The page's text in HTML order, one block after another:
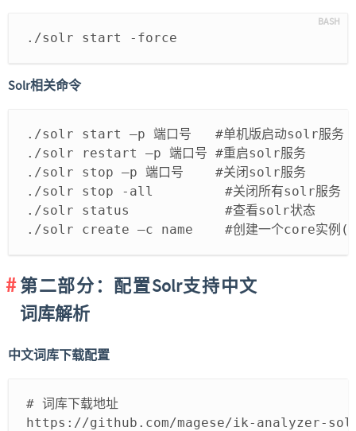
./solr start -force
Solr相关命令
./solr start –p 端口号   #单机版启动solr服务
./solr restart –p 端口号 #重启solr服务
./solr stop –p 端口号    #关闭solr服务
./solr stop -all         #关闭所有solr服务
./solr status            #查看solr状态
./solr create –c name    #创建一个core实例
第二部分：配置Solr支持中文
词库解析
中文词库下载配置
# 词库下载地址
https://github.com/magese/ik-analyzer-